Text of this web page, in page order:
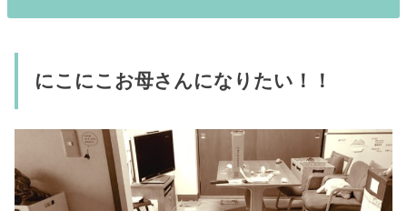
にこにこお母さんになりたい！！